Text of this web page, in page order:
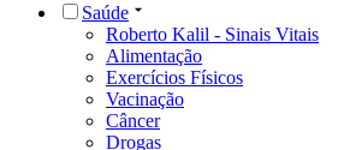
Saúde
Roberto Kalil - Sinais Vitais
Alimentação
Exercícios Físicos
Vacinação
Câncer
Drogas